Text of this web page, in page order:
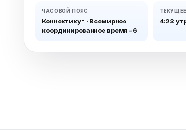
ЧАСОВОЙ ПОЯС
Коннектикут · Всемирное
координированное время −6
4:23